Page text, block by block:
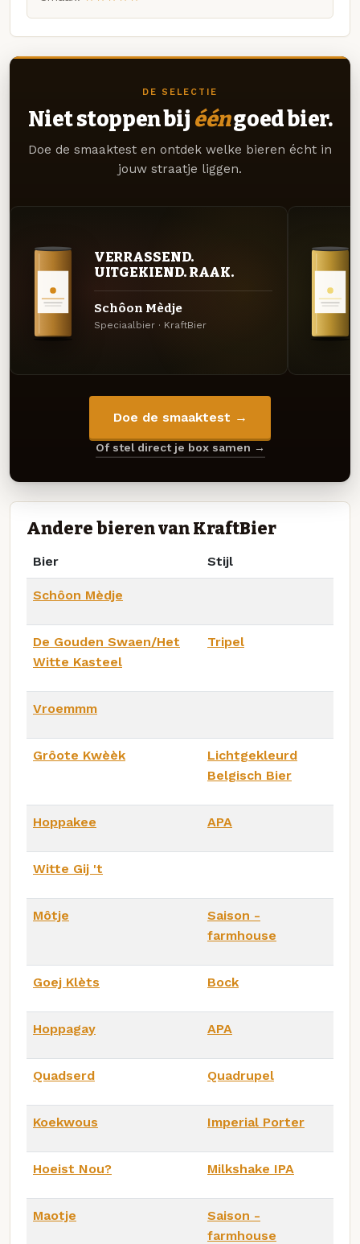
DE SELECTIE
Niet stoppen bij ééngoed bier.
Doe de smaaktest en ontdek welke bieren écht in
jouw straatje liggen.
VERRASSEND.
UITGEKIEND. RAAK.
Schôon Mèdje
Speciaalbier · KraftBier
Doe de smaaktest →
Of stel direct je box samen →
Andere bieren van KraftBier
Bier Stijl
Schôon Mèdje
De Gouden Swaen/Het
Witte Kasteel
Tripel
Vroemmm
Grôote Kwèèk
Lichtgekleurd
Belgisch Bier
Hoppakee APA
Witte Gij 't
Môtje
Saison -
farmhouse
Goej Klèts Bock
Hoppagay APA
Quadserd Quadrupel
Koekwous Imperial Porter
Hoeist Nou? Milkshake IPA
Maotje
Saison -
farmhouse